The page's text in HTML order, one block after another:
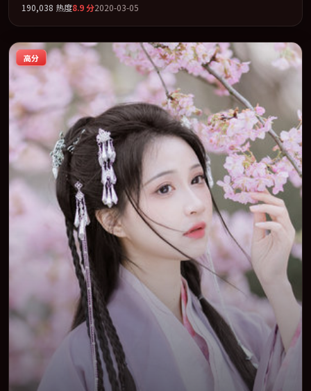
情」类型为骨架，在叙事、表演与视听上力求统一。定于 2020-09-
05 在内地院线及主流平台同步亮相，2020 年度话题片中口碑稳健，
适合喜欢强情节与人物弧光的观众完整观看。
190,038 热度8.9分2020-03-05
高分